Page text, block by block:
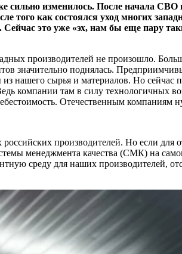
сильно изменилось. После начала СВО
того как состоялся уход многих
это уже «эх, нам бы еще пару
производителей не произошло.
значительно поднялась.
нашего сырья и материалов. Но сейчас
компании там в силу технологичных
Отечественным
производителей. Но если для
менеджмента качества (СМК) на
среду для наших производителей,